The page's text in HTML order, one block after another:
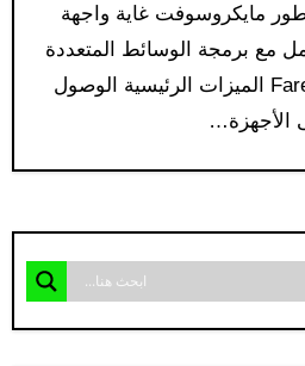
مايكروسوفت غاية واجهة
مع برمجة الوسائط المتعددة
والألعاب الناشر FaresCD الميزات الرئيسية الوصول
الأجهزة…